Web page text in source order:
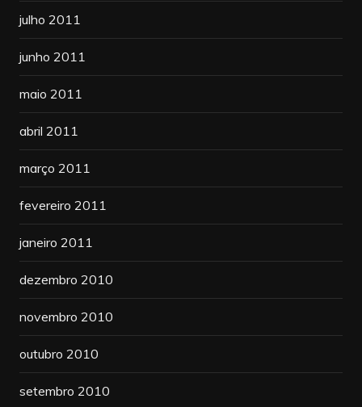
julho 2011
junho 2011
maio 2011
abril 2011
março 2011
fevereiro 2011
janeiro 2011
dezembro 2010
novembro 2010
outubro 2010
setembro 2010